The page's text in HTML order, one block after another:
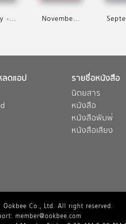
๋January - April 2021 November - December 2019
ลดแอป
รายชื่อหนังสือ
นิตยสาร
หนังสือ
หนังสือพิมพ์
หนังสือเสียง
Co., Ltd. All right reserved.
member@ookbee.com